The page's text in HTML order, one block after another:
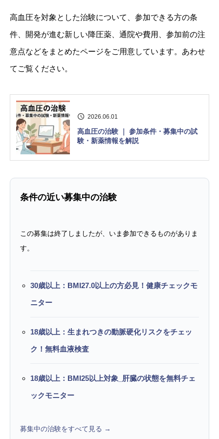
高血圧を対象とした治験について、参加できる方の条
件、開発が進む新しい降圧薬、通院や費用、参加前の注
意点などをまとめたページをご用意しています。あわせ
てご覧ください。
2026.06.01
高血圧の治験 ｜ 参加条件・募集中の試
験・新薬情報を解説
条件の近い募集中の治験
この募集は終了しましたが、いま参加できるものがありま
す。
30歳以上：BMI27.0以上の方必見！健康チェックモ
ニター
18歳以上：生まれつきの動脈硬化リスクをチェッ
ク！無料血液検査
18歳以上：BMI25以上対象_肝臓の状態を無料チェ
ックモニター
募集中の治験をすべて見る →